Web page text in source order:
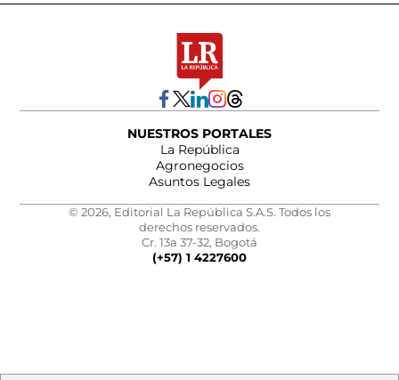
NUESTROS PORTALES
La República
Agronegocios
Asuntos Legales
© 2026, Editorial La República S.A.S. Todos los
derechos reservados.
Cr. 13a 37-32, Bogotá
(+57) 1 4227600